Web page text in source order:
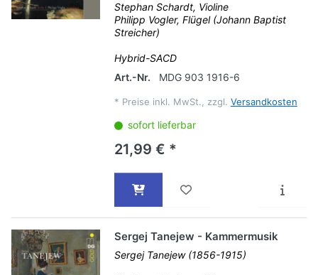
Stephan Schardt, Violine
Philipp Vogler, Flügel (Johann Baptist
Streicher)
Hybrid-SACD
Art.-Nr.
MDG 903 1916-6
* Preise inkl. MwSt., zzgl. Versandkosten
sofort lieferbar
21,99 € *
Sergej Tanejew - Kammermusik
Sergej Tanejew (1856-1915)